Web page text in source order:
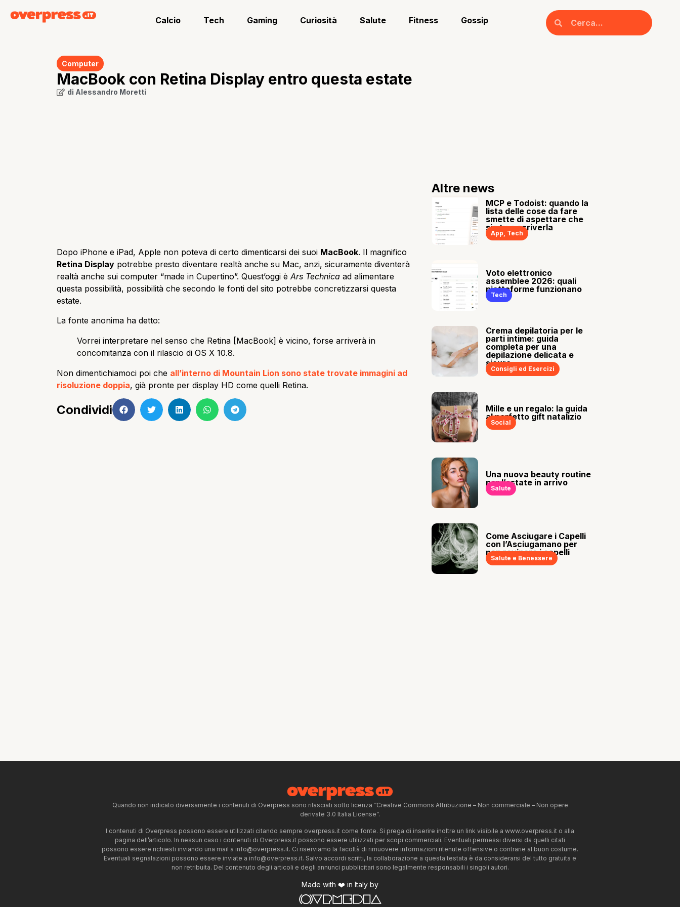
Calcio Tech Gaming Curiosità Salute Fitness Gossip
Computer
MacBook con Retina Display entro questa estate
di Alessandro Moretti
Dopo iPhone e iPad, Apple non poteva di certo dimenticarsi dei suoi MacBook. Il magnifico
Retina Display potrebbe presto diventare realtà anche su Mac, anzi, sicuramente diventerà
realtà anche sui computer “made in Cupertino”. Quest’oggi èArs Technica ad alimentare
questa possibilità, possibilità che secondo le fonti del sito potrebbe concretizzarsi questa
estate.
La fonte anonima ha detto:
Vorrei interpretare nel senso che Retina [MacBook] è vicino, forse arriverà in
concomitanza con il rilascio di OS X 10.8.
Non dimentichiamoci poi che all’interno di Mountain Lion sono state trovate immagini ad
risoluzione doppia, già pronte per display HD come quelli Retina.
Condividi
Altre news
MCP e Todoist: quando la
lista delle cose da fare
smette di aspettare che
sia tu a scriverla
App, Tech
Voto elettronico
assemblee 2026: quali
piattaforme funzionano
Tech
Crema depilatoria per le
parti intime: guida
completa per una
depilazione delicata e
sicura
Consigli ed Esercizi
Mille e un regalo: la guida
al perfetto gift natalizio
Social
Una nuova beauty routine
per l’estate in arrivo
Salute
Come Asciugare i Capelli
con l’Asciugamano per
non rovinare i capelli
Salute e Benessere
Quando non indicato diversamente i contenuti di Overpress sono rilasciati sotto licenza “Creative Commons Attribuzione – Non commerciale – Non opere
derivate 3.0 Italia License”.
I contenuti di Overpress possono essere utilizzati citando sempre overpress.it come fonte. Si prega di inserire inoltre un link visibile a www.overpress.it o alla
pagina dell’articolo. In nessun caso i contenuti di Overpress.it possono essere utilizzati per scopi commerciali. Eventuali permessi diversi da quelli citati
possono essere richiesti inviando una mail a info@overpress.it. Ci riserviamo la facoltà di rimuovere informazioni ritenute offensive o contrarie al buon costume.
Eventuali segnalazioni possono essere inviate a info@overpress.it. Salvo accordi scritti, la collaborazione a questa testata è da considerarsi del tutto gratuita e
non retribuita. Del contenuto degli articoli e degli annunci pubblicitari sono legalmente responsabili i singoli autori.
Made with ❤️ in Italy by